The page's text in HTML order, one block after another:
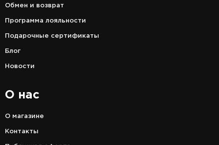
Обмен и возврат
Программа лояльности
Подарочные сертификаты
Блог
Новости
О нас
О магазине
Контакты